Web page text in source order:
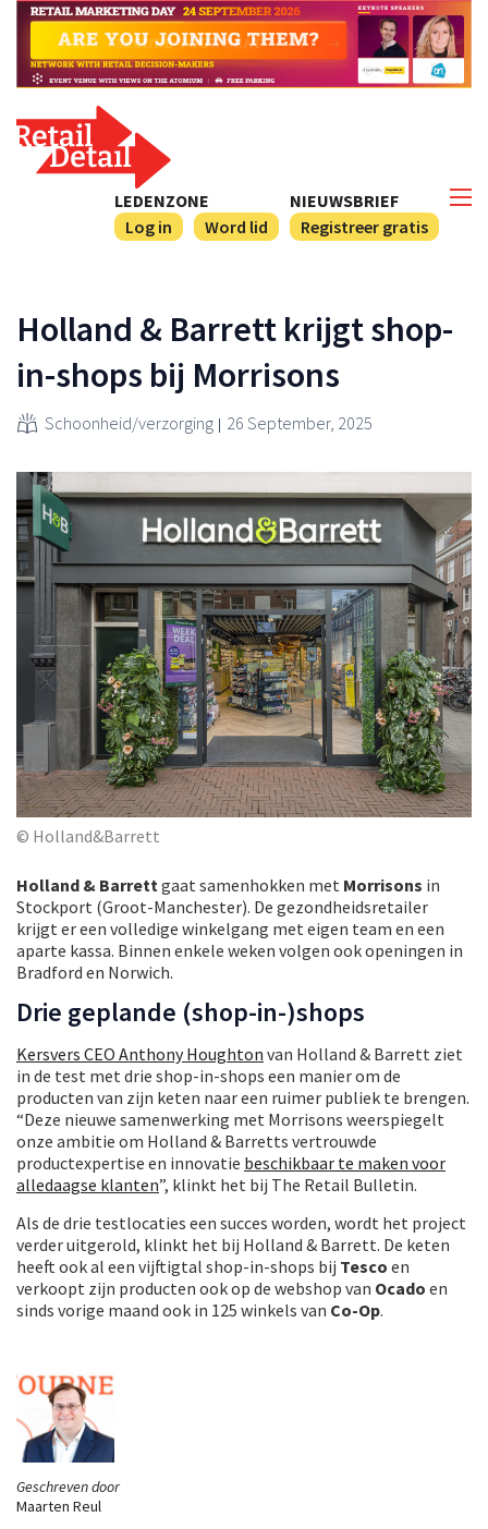
NIEUWSBRIEF
Registreer gratis
LEDENZONE
Log in
Word lid
Geschreven door
Maarten Reul
Holland & Barrett krijgt shop-
in-shops bij Morrisons
Schoonheid/verzorging 26 September, 2025
© Holland&Barrett
Holland & Barrettgaat samenhokken met Morrisons in
Stockport (Groot-Manchester). De gezondheidsretailer
krijgt er een volledige winkelgang met eigen team en een
aparte kassa. Binnen enkele weken volgen ook openingen in
Bradford en Norwich.
Drie geplande (shop-in-)shops
Kersvers CEO Anthony Houghton van Holland & Barrett ziet
in de test met drie shop-in-shops een manier om de
producten van zijn keten naar een ruimer publiek te brengen.
“Deze nieuwe samenwerking met Morrisons weerspiegelt
onze ambitie om Holland & Barretts vertrouwde
productexpertise en innovatie beschikbaar te maken voor
alledaagse klanten”, klinkt het bij The Retail Bulletin.
Als de drie testlocaties een succes worden, wordt het project
verder uitgerold, klinkt het bij Holland & Barrett. De keten
heeft ook al een vijftigtal shop-in-shops bij Tesco en
verkoopt zijn producten ook op de webshop van Ocado en
sinds vorige maand ook in 125 winkels van Co-Op.